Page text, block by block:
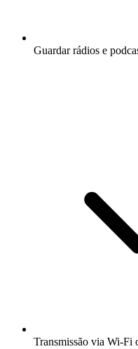
Guardar rádios e
Transmissão via Wi-Fi